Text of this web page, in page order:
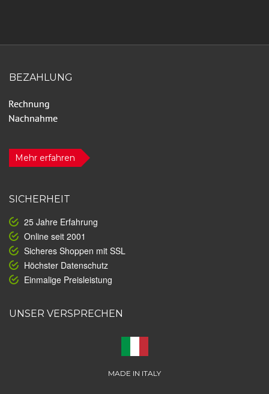
BEZAHLUNG
Mehr erfahren
SICHERHEIT
25 Jahre Erfahrung
Online seit 2001
Sicheres Shoppen mit SSL
Höchster Datenschutz
Einmalige Preisleistung
UNSER VERSPRECHEN
MADE IN ITALY